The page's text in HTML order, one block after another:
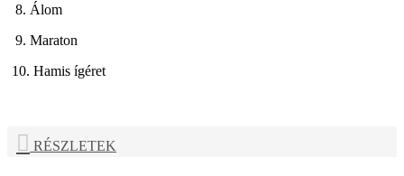
8. Álom
9. Maraton
10. Hamis ígéret
RÉSZLETEK